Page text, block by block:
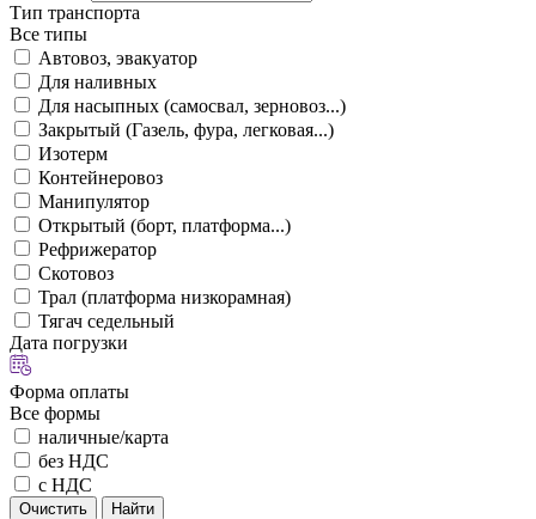
Тип транспорта
Все типы
Автовоз, эвакуатор
Для наливных
Для насыпных (самосвал, зерновоз...)
Закрытый (Газель, фура, легковая...)
Изотерм
Контейнеровоз
Манипулятор
Открытый (борт, платформа...)
Рефрижератор
Скотовоз
Трал (платформа низкорамная)
Тягач седельный
Дата погрузки
Форма оплаты
Все формы
наличные/карта
без НДС
с НДС
Очистить Найти